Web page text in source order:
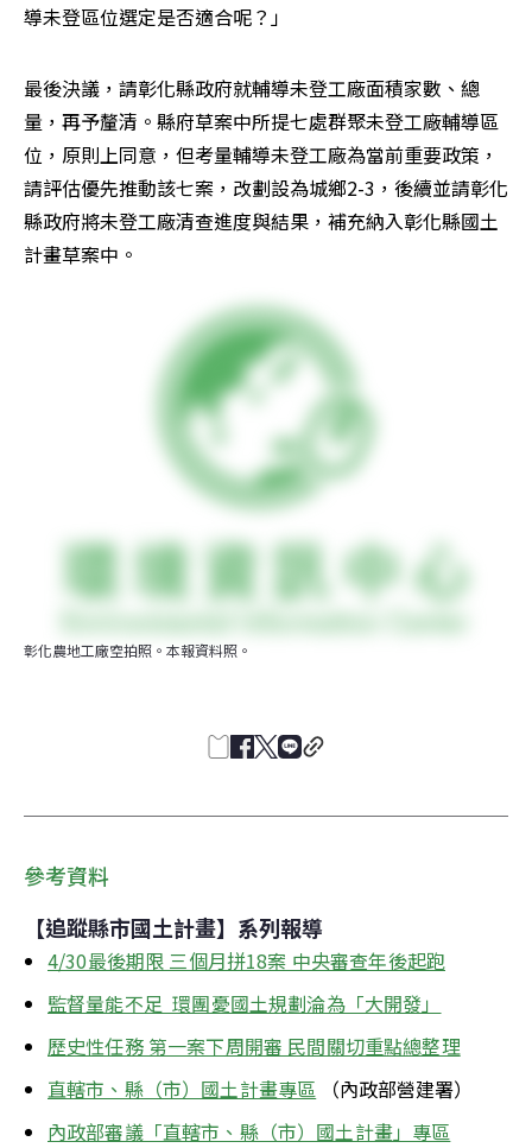
導未登區位選定是否適合呢？」
最後決議，請彰化縣政府就輔導未登工廠面積家數、總
量，再予釐清。縣府草案中所提七處群聚未登工廠輔導區
位，原則上同意，但考量輔導未登工廠為當前重要政策，
請評估優先推動該七案，改劃設為城鄉2-3，後續並請彰化
縣政府將未登工廠清查進度與結果，補充納入彰化縣國土
計畫草案中。
彰化農地工廠空拍照。本報資料照。
參考資料
【追蹤縣市國土計畫】系列報導
4/30最後期限 三個月拼18案 中央審查年後起跑
監督量能不足  環團憂國土規劃淪為「大開發」
歷史性任務 第一案下周開審 民間關切重點總整理
直轄市、縣（市）國土計畫專區 （內政部營建署）
內政部審議「直轄市、縣（市）國土計畫」專區